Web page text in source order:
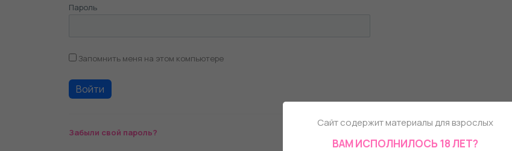
Пароль
Запомнить меня на этом компьютере
Забыли свой пароль?
Сайт содержит материалы для взрослых
ВАМ ИСПОЛНИЛОСЬ 18 ЛЕТ?